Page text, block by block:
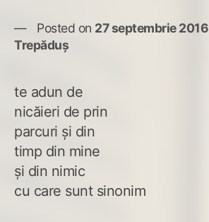
Posted on 27 septembrie 2016
Trepăduș
te adun de
nicăieri de prin
parcuri și din
timp din mine
și din nimic
cu care sunt sinonim